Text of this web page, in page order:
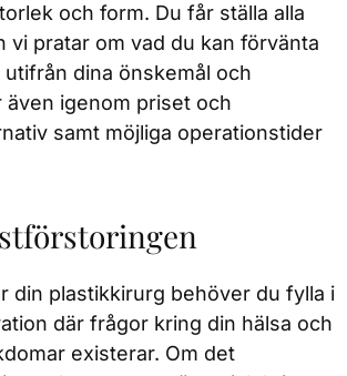
och form. Du får ställa alla
vi pratar om vad du kan förvänta
dina önskemål och
även igenom priset och
samt möjliga operationstider
din plastikkirurg behöver du fylla i
där frågor kring din hälsa och
existerar. Om det